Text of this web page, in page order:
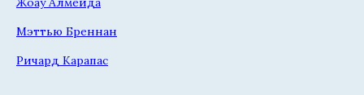
Мэттью Бреннан
Ричард Карапас